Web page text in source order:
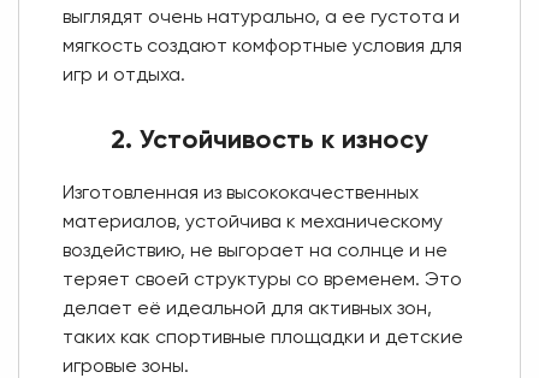
выглядят очень натурально, а ее густота и
мягкость создают комфортные условия для
игр и отдыха.
2. Устойчивость к износу
Изготовленная из высококачественных
материалов, устойчива к механическому
воздействию, не выгорает на солнце и не
теряет своей структуры со временем. Это
делает её идеальной для активных зон,
таких как спортивные площадки и детские
игровые зоны.